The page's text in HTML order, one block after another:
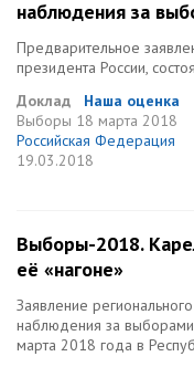
наблюдения за
Предварительное
президента России,
Доклад
Наша оценка
Выборы 18 марта 2018
Российская Федерация
19.03.2018
Выборы-2018.
её «нагоне»
Заявление
наблюдения за
марта 2018 года в